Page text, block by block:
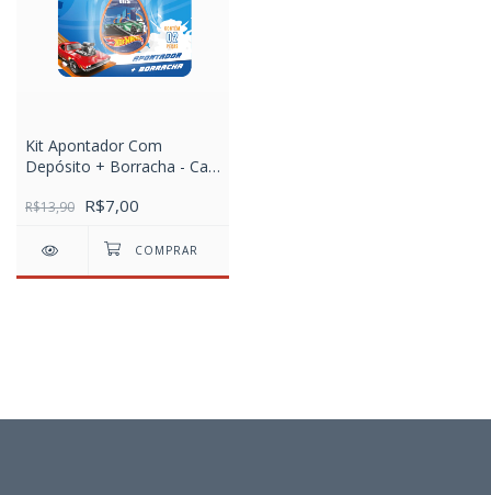
Kit Apontador Com
Depósito + Borracha - Cart
R$13,90 R$7,00